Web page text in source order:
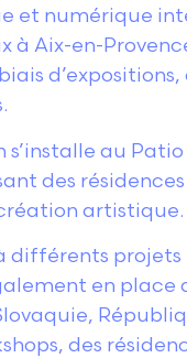
et numérique
à Aix-en-
s’installe au
des
artistique.
différents
en
des